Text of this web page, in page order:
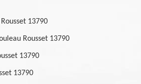
13790
Rousset 13790
13790
13790